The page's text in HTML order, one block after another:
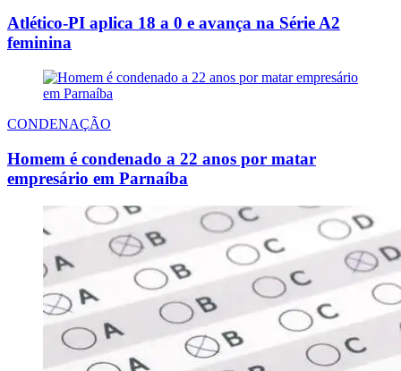
Atlético-PI aplica 18 a 0 e avança na Série A2
feminina
CONDENAÇÃO
Homem é condenado a 22 anos por matar
empresário em Parnaíba